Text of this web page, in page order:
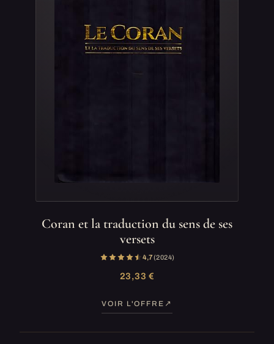
Coran et la traduction du sens de ses
versets
4,7(2 024)
23,33 €
VOIR L'OFFRE